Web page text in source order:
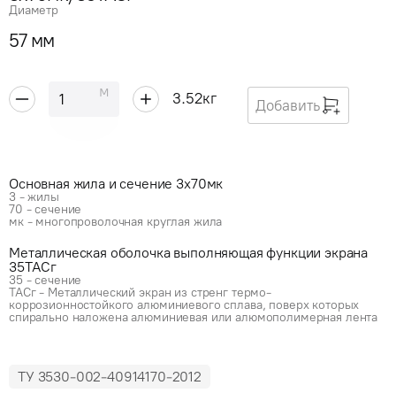
Диаметр
57 мм
м 3.52кг Добавить
Основная жила и сечение 3x70мк
3 - жилы
70 - сечение
мк - многопроволочная круглая жила
Металлическая оболочка выполняющая функции экрана
35ТАСг
35 - сечение
ТАСг - Металлический экран из стренг термо-
коррозионностойкого алюминиевого сплава, поверх которых
спирально наложена алюминиевая или алюмополимерная лента
ТУ 3530-002-40914170-2012